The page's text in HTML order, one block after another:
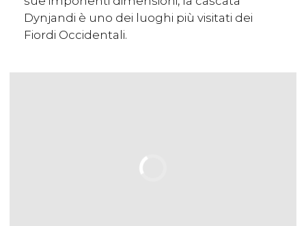
Dynjandi è uno dei luoghi più visitati dei
Fiordi Occidentali.